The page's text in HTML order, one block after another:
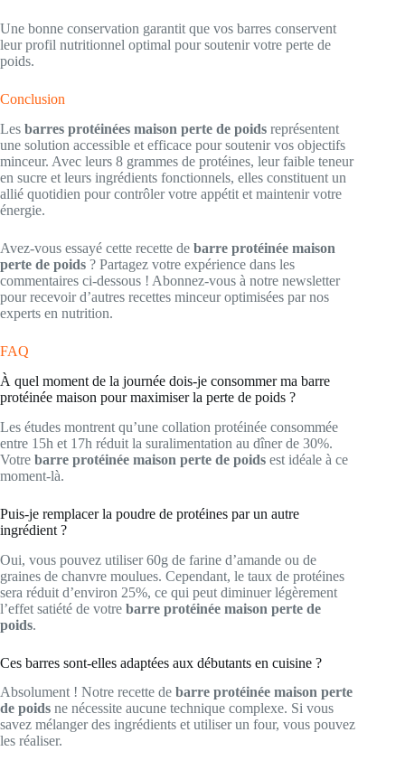
Une bonne conservation garantit que vos barres conservent
leur profil nutritionnel optimal pour soutenir votre perte de
poids.
Conclusion
Les barres protéinées maison perte de poids représentent
une solution accessible et efficace pour soutenir vos objectifs
minceur. Avec leurs 8 grammes de protéines, leur faible teneur
en sucre et leurs ingrédients fonctionnels, elles constituent un
allié quotidien pour contrôler votre appétit et maintenir votre
énergie.
Avez-vous essayé cette recette de barre protéinée maison
perte de poids ? Partagez votre expérience dans les
commentaires ci-dessous ! Abonnez-vous à notre newsletter
pour recevoir d’autres recettes minceur optimisées par nos
experts en nutrition.
FAQ
À quel moment de la journée dois-je consommer ma barre
protéinée maison pour maximiser la perte de poids ?
Les études montrent qu’une collation protéinée consommée
entre 15h et 17h réduit la suralimentation au dîner de 30%.
Votre barre protéinée maison perte de poids est idéale à ce
moment-là.
Puis-je remplacer la poudre de protéines par un autre
ingrédient ?
Oui, vous pouvez utiliser 60g de farine d’amande ou de
graines de chanvre moulues. Cependant, le taux de protéines
sera réduit d’environ 25%, ce qui peut diminuer légèrement
l’effet satiété de votre barre protéinée maison perte de
poids.
Ces barres sont-elles adaptées aux débutants en cuisine ?
Absolument ! Notre recette de barre protéinée maison perte
de poids ne nécessite aucune technique complexe. Si vous
savez mélanger des ingrédients et utiliser un four, vous pouvez
les réaliser.